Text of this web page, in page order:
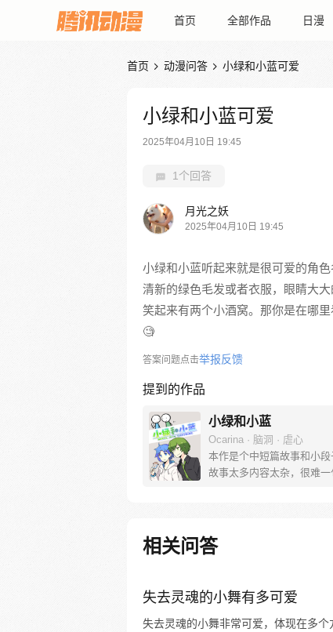
首页 全部作品 日漫
首页  动漫问答  小绿和小蓝可爱
小绿和小蓝可爱
2025年04月10日 19:45
1个回答
月光之妖
2025年04月10日 19:45
小绿和小蓝听起来就是很可爱的角
清新的绿色毛发或者衣服，眼睛大
笑起来有两个小酒窝。那你是在哪
🧐
答案问题点击举报反馈
提到的作品
小绿和小蓝
Ocarina · 脑洞 · 虐心
本作是个中短篇故事和小段
故事太多内容太杂，很难一
相关问答
失去灵魂的小舞有多可爱
失去灵魂的小舞非常可爱，体现在多